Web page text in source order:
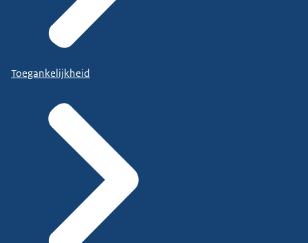
Toegankelijkheid